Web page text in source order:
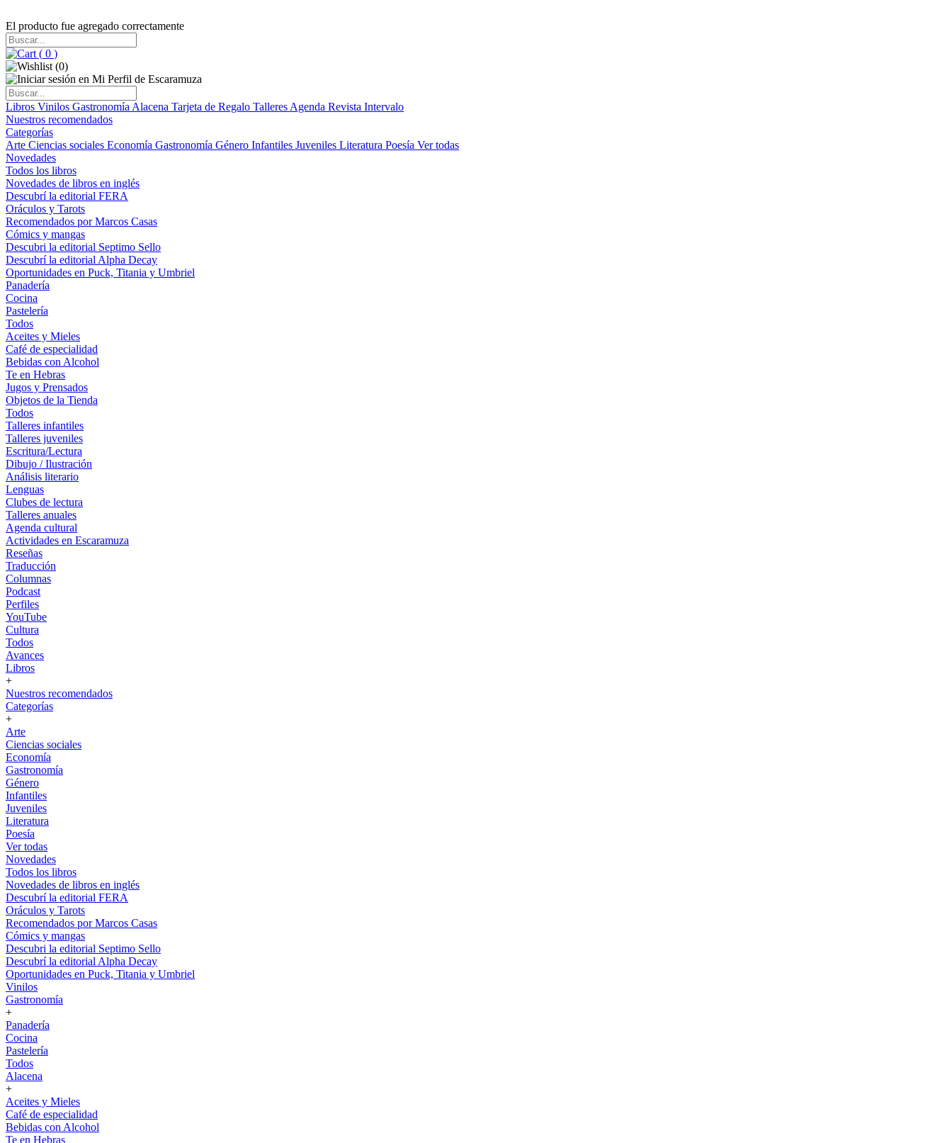
El producto fue agregado correctamente
( 0 )
(0)
Libros Vinilos Gastronomía Alacena Tarjeta de Regalo Talleres Agenda Revista Intervalo
Nuestros recomendados
Categorías
Arte Ciencias sociales Economía Gastronomía Género Infantiles Juveniles Literatura Poesía Ver todas
Novedades
Todos los libros
Novedades de libros en inglés
Descubrí la editorial FERA
Oráculos y Tarots
Recomendados por Marcos Casas
Cómics y mangas
Descubri la editorial Septimo Sello
Descubrí la editorial Alpha Decay
Oportunidades en Puck, Titania y Umbriel
Panadería
Cocina
Pastelería
Todos
Aceites y Mieles
Café de especialidad
Bebidas con Alcohol
Te en Hebras
Jugos y Prensados
Objetos de la Tienda
Todos
Talleres infantiles
Talleres juveniles
Escritura/Lectura
Dibujo / Ilustración
Análisis literario
Lenguas
Clubes de lectura
Talleres anuales
Agenda cultural
Actividades en Escaramuza
Reseñas
Traducción
Columnas
Podcast
Perfiles
YouTube
Cultura
Todos
Avances
Libros
+
Nuestros recomendados
Categorías
+
Arte
Ciencias sociales
Economía
Gastronomía
Género
Infantiles
Juveniles
Literatura
Poesía
Ver todas
Novedades
Todos los libros
Novedades de libros en inglés
Descubrí la editorial FERA
Oráculos y Tarots
Recomendados por Marcos Casas
Cómics y mangas
Descubri la editorial Septimo Sello
Descubrí la editorial Alpha Decay
Oportunidades en Puck, Titania y Umbriel
Vinilos
Gastronomía
+
Panadería
Cocina
Pastelería
Todos
Alacena
+
Aceites y Mieles
Café de especialidad
Bebidas con Alcohol
Te en Hebras